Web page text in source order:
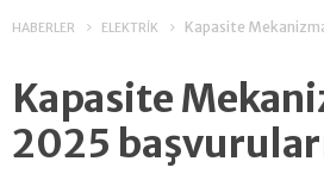
HABERLER ELEKTRİK Kapasite
Kapasite
2025